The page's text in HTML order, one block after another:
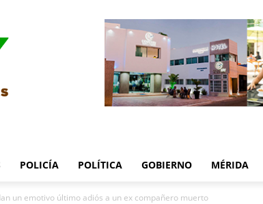
POLICÍA POLÍTICA GOBIERNO MÉRIDA
un emotivo último adiós a un ex compañero muerto